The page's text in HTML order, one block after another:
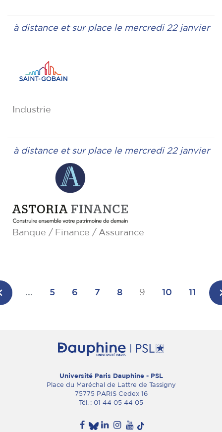
à distance et sur place le mercredi 22 janvier
Industrie
à distance et sur place le mercredi 22 janvier
Banque / Finance / Assurance
... 5 6 7 8 9 10 11
Université Paris Dauphine - PSL
Place du Maréchal de Lattre de Tassigny
75775 PARIS Cedex 16
Tél. : 01 44 05 44 05